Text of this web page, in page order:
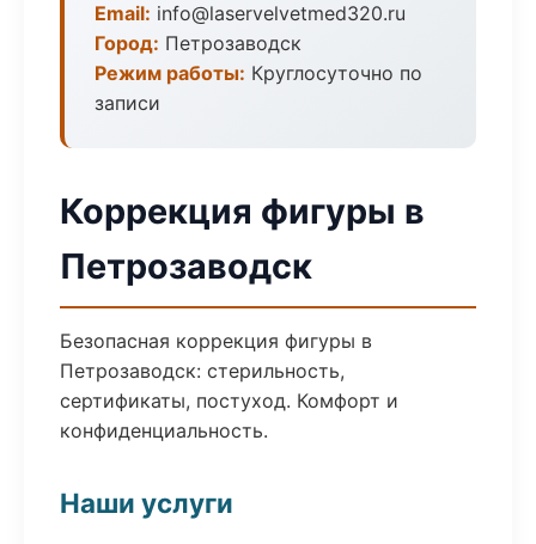
Email: info@laservelvetmed320.ru
Город: Петрозаводск
Режим работы: Круглосуточно по
записи
Коррекция фигуры в
Петрозаводск
Безопасная коррекция фигуры в
Петрозаводск: стерильность,
сертификаты, постуход. Комфорт и
конфиденциальность.
Наши услуги